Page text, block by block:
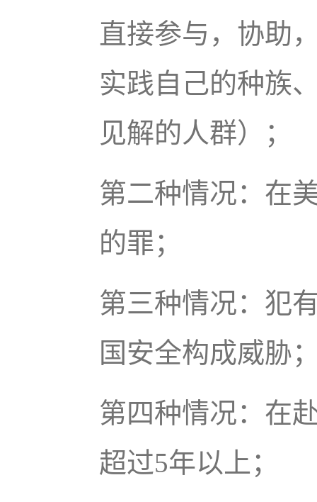
直接参与，协助
实践自己的种族
见解的人群）；
第二种情况：在
的罪；
第三种情况：犯
国安全构成威胁
第四种情况：在
超过5年以上；